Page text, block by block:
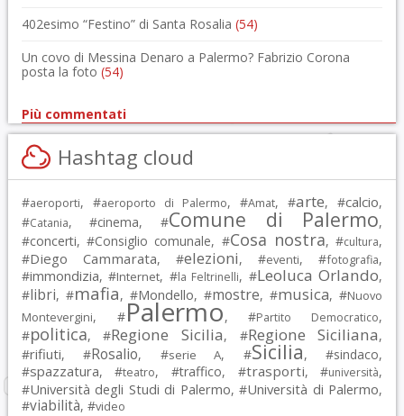
402esimo “Festino” di Santa Rosalia (54)
Un covo di Messina Denaro a Palermo? Fabrizio Corona
posta la foto (54)
Più commentati
Hashtag cloud
#aeroporti, #aeroporto di Palermo, #Amat, #arte, #calcio,
#Catania, #cinema, #Comune di Palermo,
#concerti, #Consiglio comunale, #Cosa nostra, #cultura,
#Diego Cammarata, #elezioni, #eventi, #fotografia,
#immondizia, #Internet, #la Feltrinelli, #Leoluca Orlando,
#libri, #mafia, #Mondello, #mostre, #musica, #Nuovo
Montevergini, #Palermo, #Partito Democratico,
#politica, #Regione Sicilia, #Regione Siciliana,
#rifiuti, #Rosalio, #serie A, #Sicilia, #sindaco,
#spazzatura, #teatro, #traffico, #trasporti, #università,
#Università degli Studi di Palermo, #Università di Palermo,
#viabilità, #video